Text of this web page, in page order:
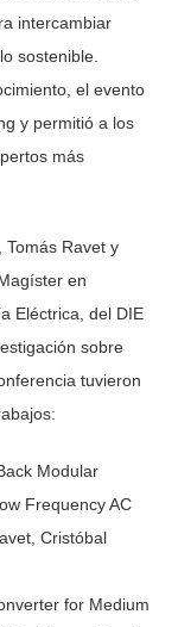
intercambiar
sostenible.
el evento
y permitió a los
más
Tomás Ravet y
en
Eléctrica, del DIE
sobre
tuvieron
Modular
Frequency AC
Cristóbal
for Medium